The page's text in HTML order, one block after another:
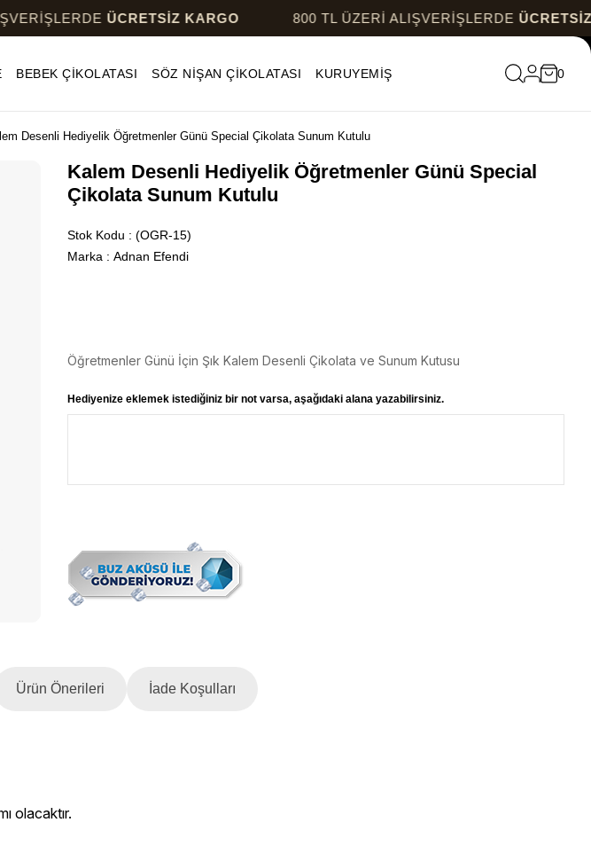
ÜCRETSİZ KARGO 800 TL ÜZERİ ALIŞVERİŞLERDEÜCRETSİZ KARGO
BEBEK ÇİKOLATASI SÖZ NİŞAN ÇİKOLATASI KURUYEMİŞ 0
Desenli Hediyelik Öğretmenler Günü Special Çikolata Sunum Kutulu
Kalem Desenli Hediyelik Öğretmenler Günü Special
Çikolata Sunum Kutulu
Stok Kodu
(OGR-15)
Marka : Adnan Efendi
Öğretmenler Günü İçin Şık Kalem Desenli Çikolata ve Sunum Kutusu
Hediyenize eklemek istediğiniz bir not varsa, aşağıdaki alana yazabilirsiniz.
Ürün Önerileri İade Koşulları
olacaktır.